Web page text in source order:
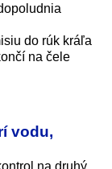
do rúk kráľa
na čele
vodu,
na druhý